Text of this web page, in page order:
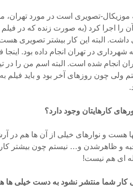
موزیکال-تصویری است در مورد
را اجرا کرد (به صورت زنده که در فیلم
داشت. البته این کار بیشتر تصویری
شهرداری در تهران انجام داده بود.
انجام شده است. البته اسم من را در
ولی چون روزهای آخر بود و باید
کارهایتان وجود دارد؟
هست و نوارهای خیلی از آن ها هم در
و ظاهرشدن و… نیستم چون بیشتر
ای هم نیست!
کار شما منتشر نشود به دست خیلی ها